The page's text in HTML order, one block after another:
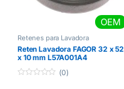
OEM
Retenes para Lavadora
Reten Lavadora FAGOR 32 x 52
x 10 mm L57A001A4
(0)